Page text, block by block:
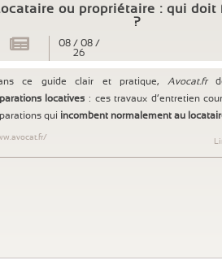
ou propriétaire : qui doit
?
08/ 08 /
26
ce guide clair et pratique, Avocat.fr
locatives : ces travaux d’entretien
qui incombent normalement au